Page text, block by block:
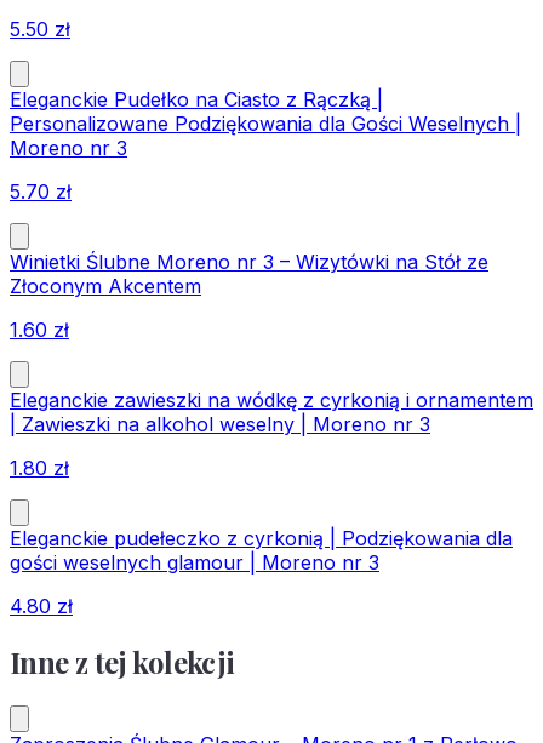
5.50 zł
Eleganckie Pudełko na Ciasto z Rączką |
Personalizowane Podziękowania dla Gości Weselnych |
Moreno nr 3
5.70 zł
Winietki Ślubne Moreno nr 3 – Wizytówki na Stół ze
Złoconym Akcentem
1.60 zł
Eleganckie zawieszki na wódkę z cyrkonią i ornamentem
| Zawieszki na alkohol weselny | Moreno nr 3
1.80 zł
Eleganckie pudełeczko z cyrkonią | Podziękowania dla
gości weselnych glamour | Moreno nr 3
4.80 zł
Inne z tej kolekcji